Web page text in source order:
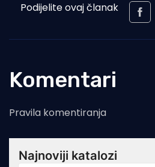
Podijelite ovaj članak
Komentari
Pravila komentiranja